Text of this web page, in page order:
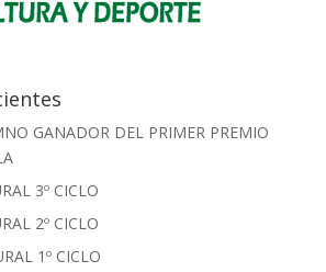
GANADOR DEL PRIMER PREMIO
3º CICLO
2º CICLO
1º CICLO